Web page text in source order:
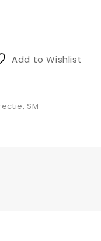
Add to Wishlist
, SM